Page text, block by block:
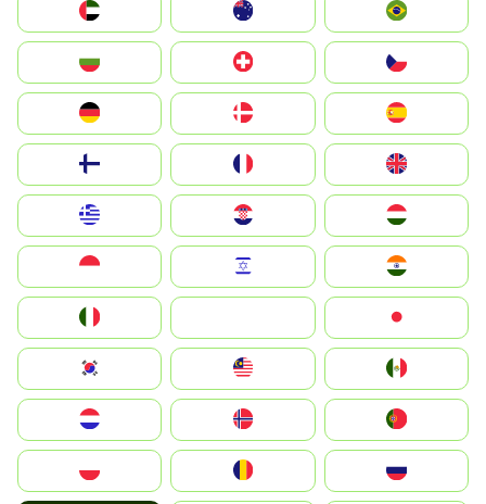
الإمارات العربية المتحدة
Switzerland
Deutschland
United Kingdom
Magyarország
South Korea